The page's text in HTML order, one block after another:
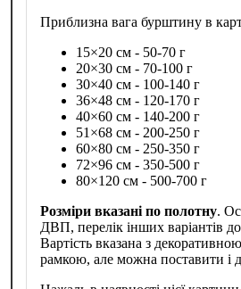
Приблизна вага бурштину в
15×20 см - 50-70 г
20×30 см - 70-100 г
30×40 см - 100-140 г
36×48 см - 120-170 г
40×60 см - 140-200 г
51×68 см - 200-250 г
60×80 см - 250-350 г
72×96 см - 350-500 г
80×120 см - 500-700 г
Розміри вказані по полотну.
ДВП, перелік інших варіантів
Вартість вказана з
рамкою, але можна поставити і